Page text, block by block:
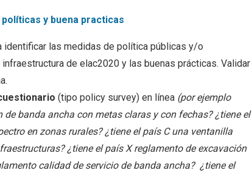
y buena practicas
identificar las medidas de política públicas y/o
de elac2020 y las buenas prácticas. Validar
(tipo policy survey) en línea (por ejemplo
banda ancha con metas claras y con fechas? ¿tiene el
en zonas rurales? ¿tiene el país C una ventanilla
¿tiene el país X reglamento de excavación
calidad de servicio de banda ancha? ¿tiene el